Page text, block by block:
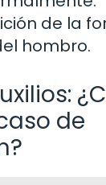
de la
hombro.
de